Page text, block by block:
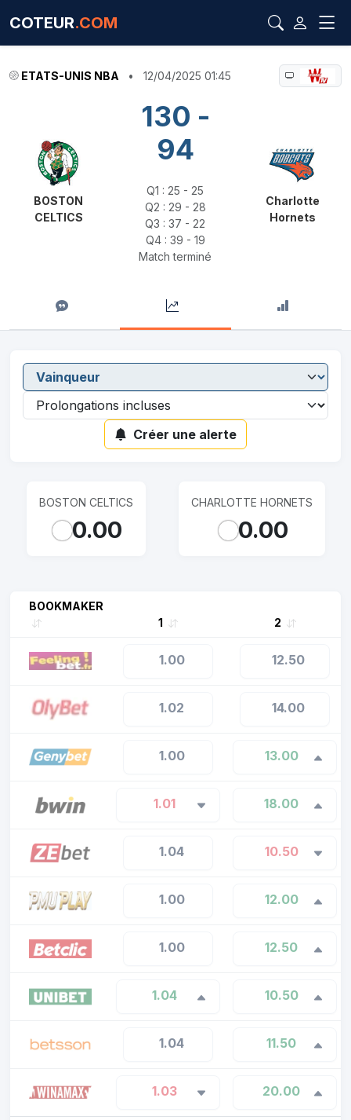
COTEUR.COM
ETATS-UNIS NBA • 12/04/2025 01:45
BOSTON
CELTICS
130 -
94
Q1 : 25 - 25
Q2 : 29 - 28
Q3 : 37 - 22
Q4 : 39 - 19
Match terminé
Charlotte
Hornets
Créer une alerte
BOSTON CELTICS
0.00
CHARLOTTE HORNETS
0.00
BOOKMAKER
1
2
1.00 12.50
1.02 14.00
1.00 13.00
1.01 18.00
1.04 10.50
1.00 12.00
1.00 12.50
1.04 10.50
1.04 11.50
1.03 20.00